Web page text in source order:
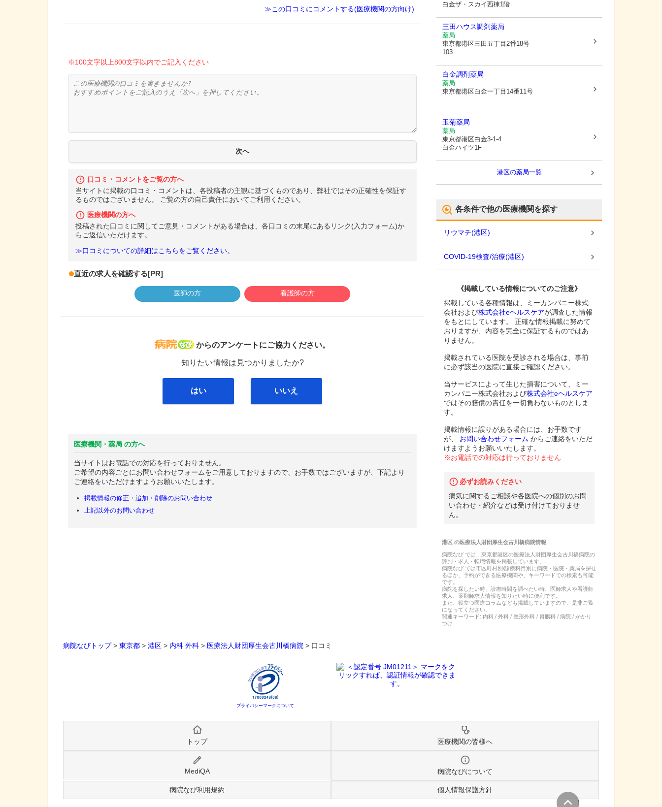
≫この口コミにコメントする(医療機関の方向け)
※100文字以上800文字以内でご記入ください
口コミ・コメントをご覧の方へ
当サイトに掲載の口コミ・コメントは、各投稿者の主観に基づくものであり、弊社ではその正確性を保証す
るものではございません。 ご覧の方の自己責任においてご利用ください。
医療機関の方へ
投稿された口コミに関してご意見・コメントがある場合は、各口コミの末尾にあるリンク(入力フォーム)か
らご返信いただけます。
≫口コミについての詳細はこちらをご覧ください。
直近の求人を確認する[PR]
医師の方 看護師の方
病院なび
からのアンケートにご協力ください。
知りたい情報は見つかりましたか?
はい いいえ
医療機関・薬局 の方へ
当サイトはお電話での対応を行っておりません。
ご希望の内容ごとにお問い合わせフォームをご用意しておりますので、お手数ではございますが、下記より
ご連絡をいただけますようお願いいたします。
掲載情報の修正・追加・削除のお問い合わせ
上記以外のお問い合わせ
白金ザ・スカイ西棟1階
三田ハウス調剤薬局
薬局
東京都港区三田五丁目2番18号
103
白金調剤薬局
薬局
東京都港区白金一丁目14番11号
玉菊薬局
薬局
東京都港区白金3-1-4
白金ハイツ1F
港区の薬局一覧
各条件で他の医療機関を探す
リウマチ(港区)
COVID-19検査/治療(港区)
《掲載している情報についてのご注意》
掲載している各種情報は、ミーカンパニー株式
会社および株式会社eヘルスケアが調査した情報
をもとにしています。 正確な情報掲載に努めて
おりますが、内容を完全に保証するものではあ
りません。
掲載されている医院を受診される場合は、事前
に必ず該当の医院に直接ご確認ください。
当サービスによって生じた損害について、ミー
カンパニー株式会社および株式会社eヘルスケア
ではその賠償の責任を一切負わないものとしま
す。
掲載情報に誤りがある場合には、お手数です
が、
お問い合わせフォーム からご連絡をいただ
けますようお願いいたします。
※お電話での対応は行っておりません
必ずお読みください
病気に関するご相談や各医院への個別のお問
い合わせ・紹介などは受け付けておりませ
ん。
港区の医療法人財団厚生会古川橋病院情報
病院なび では、 東京都港区の医療法人財団厚生会古川橋病院の
評判・求人・転職情報を掲載しています。
病院なび では市区町村別/診療科目別に病院・医院・薬局を探せ
るほか、予約ができる医療機関や、キーワードでの検索も可能
です。
病院を探したい時、診療時間を調べたい時、医師求人や看護師
求人、薬剤師求人情報を知りたい時に便利です。
また、役立つ医療コラムなども掲載していますので、是非ご覧
になってください。
関連キーワード: 内科 / 外科 / 整形外科 / 胃腸科 / 病院 / かかり
つけ
↑
病院なびトップ> 東京都 > 港区 > 内科 外科 > 医療法人財団厚生会古川橋病院 > 口コミ
プライバシーマークについて
トップ 医療機関の皆様へ
MediQA 病院なびについて
病院なび利用規約 個人情報保護方針